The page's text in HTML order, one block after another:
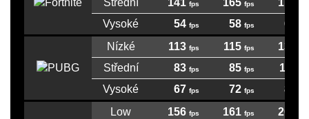
Střední
141 165
171
Vysoké
54 58
69
Nízké
113 115
136
Střední
83 85
111
Vysoké
67 72
84
Low
156 161
202